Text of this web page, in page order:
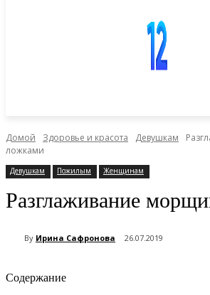
Домой Здоровье и красота Девушкам
ложками
Девушкам Пожилым Женщинам
Разглаживание
By Ирина Сафронова 26.07.2019
Содержание